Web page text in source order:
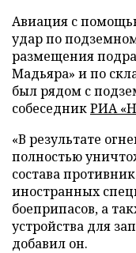
Авиация с
удар по
размещения
Мадьяра» и по
был рядом с
собеседникРИА
«В результате
полностью
состава
иностранных
боеприпасов, а
устройства для
добавил он.